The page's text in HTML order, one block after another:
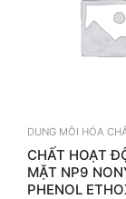
DUNG MÔI HÓA
CHẤT HOẠT
MẶT NP9
PHENOL